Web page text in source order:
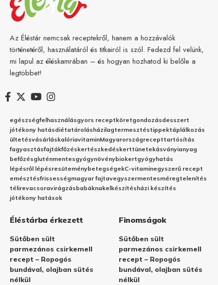
Az Éléstár nemcsak receptekről, hanem a hozzávalók
történetéről, használatáról és titkairól is szól. Fedezd fel velünk,
mi lapul az éléskamrában – és hogyan hozhatod ki belőle a
legtöbbet!
egészségfelhasználásgyors receptköretgondozásdesszert
jótékony hatásdiétatárolásházilagtermesztéstippektáplálkozás
ültetésvásárláskalóriavitaminMagyarországrecepttartósítás
fagyasztásfajtákfőzéskertészkedéskerttünetekásványianyag
befőzésgluténmentesgyógynövénybiokertgyógyhatás
lépésről lépésresüteménybetegségekC-vitaminegyszerű recept
emésztésfrissességmagyar fajtavegyszermentesméregtelenítés
télirevacsoravirágzásbabáknakelkészítésházi készítés
jótékony hatások
Éléstárba érkezett
Sütőben sült
parmezános csirkemell
recept – Ropogós
bundával, olajban sütés
nélkül
Finomságok
Sütőben sült
parmezános csirkemell
recept – Ropogós
bundával, olajban sütés
nélkül